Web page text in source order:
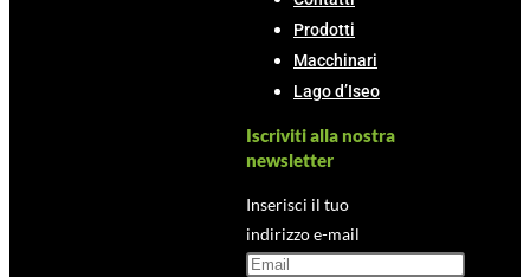
Prodotti
Macchinari
Lago d’Iseo
Iscriviti alla nostra
newsletter
Inserisci il tuo
indirizzo e-mail